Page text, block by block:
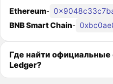
Ethereum-
BNB Smart Chain-
Где найти официальные
Ledger?